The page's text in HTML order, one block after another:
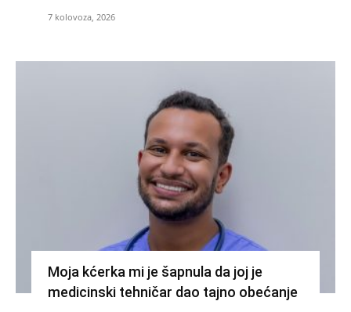
7 kolovoza, 2026
Moja kćerka mi je šapnula da joj je
medicinski tehničar dao tajno obećanje